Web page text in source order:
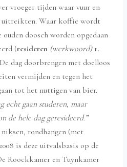
vroeger tijden waar vuur en
Waar koffie wordt
doosch worden opgedaan
(resideren (werkwoord) 1.
dag doorbrengen met doelloos
vermijden en tegen het
tot het nuttigen van bier.
echt gaan studeren, maar
de hele dag geresideerd.”
rondhangen (met
is deze uitvalsbasis op de
Roockkamer en Tuynkamer